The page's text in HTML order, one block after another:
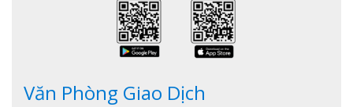
Văn Phòng Giao Dịch